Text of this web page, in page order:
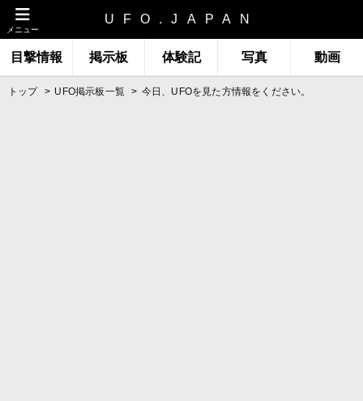
メニュー
UFO.JAPAN
目撃情報 掲示板 体験記 写真 動画
トップ UFO掲示板一覧 今日、UFOを見た方情報をください。